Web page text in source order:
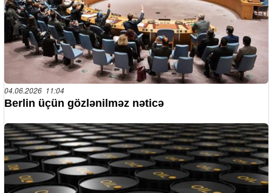
04.06.2026 11:04
Berlin üçün gözlənilməz nəticə